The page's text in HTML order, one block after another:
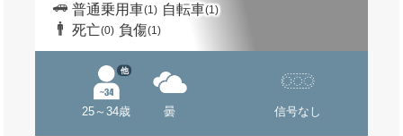
普通乗用車(1) 自転車(1)
死亡(0) 負傷(1)
25～34歳
他
曇 信号なし